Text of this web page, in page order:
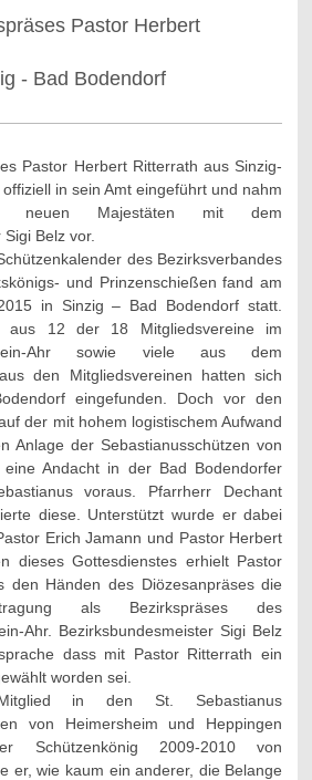
Pastor Herbert
Bodendorf
Pastor Herbert Ritterrath aus Sinzig-
in sein Amt eingeführt und nahm
Majestäten mit dem
Belz vor.
des Bezirksverbandes
und Prinzenschießen fand am
in Sinzig – Bad Bodendorf statt.
aus 12 der 18 Mitgliedsvereine im
Ahr sowie viele aus dem
den Mitgliedsvereinen hatten sich
eingefunden. Doch vor den
der mit hohem logistischem Aufwand
Anlage der Sebastianusschützen von
Andacht in der Bad Bodendorfer
voraus. Pfarrherr Dechant
diese. Unterstützt wurde er dabei
Erich Jamann und Pastor Herbert
dieses Gottesdienstes erhielt Pastor
den Händen des Diözesanpräses die
als Bezirkspräses des
Ahr. Bezirksbundesmeister Sigi Belz
dass mit Pastor Ritterrath ein
worden sei.
in den St. Sebastianus
von Heimersheim und Heppingen
Schützenkönig 2009-2010 von
er, wie kaum ein anderer, die Belange